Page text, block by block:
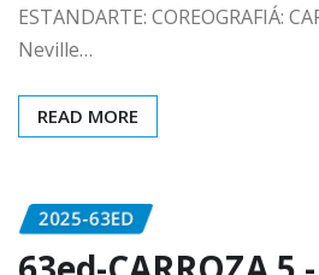
ESTANDARTE: COREOGRAFIÁ:
Neville…
READ MORE
2025-63ED